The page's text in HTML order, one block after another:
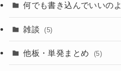
何でも書き込んでいいのよ
雑談 (5)
他板・単発まとめ (5)